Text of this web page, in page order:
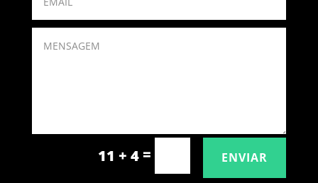
11 + 4= ENVIAR